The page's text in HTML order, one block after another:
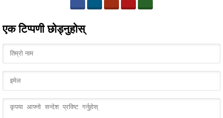
एक टिप्पणी छोड्नुहोस्